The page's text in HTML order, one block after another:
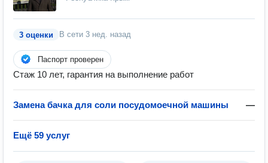
3 оценки В сети 3 нед. назад
Паспорт проверен
Стаж 10 лет, гарантия на выполнение работ
Замена бачка для соли посудомоечной машины —
Ещё 59 услуг